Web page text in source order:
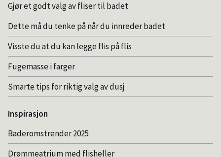
Gjør et godt valg av fliser til badet
Dette må du tenke på når du innreder badet
Visste du at du kan legge flis på flis
Fugemasse i farger
Smarte tips for riktig valg av dusj
Inspirasjon
Baderomstrender 2025
Drømmeatrium med flisheller